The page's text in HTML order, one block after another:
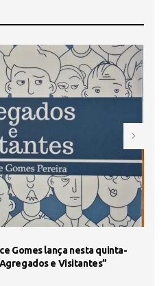
Gomes lança nesta quinta-
e Visitantes”